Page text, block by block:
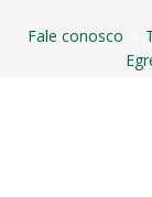
Fale conosco